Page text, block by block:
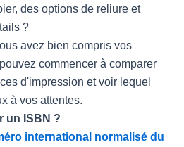
des options de reliure et
?
avez bien compris vos
commencer à comparer
d'impression et voir lequel
à vos attentes.
un ISBN ?
international normalisé du